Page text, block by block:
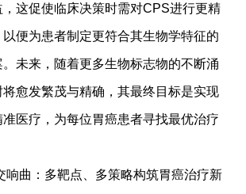
这促使临床决策时需对CPS进行更精
便为患者制定更符合其生物学特征的
未来，随着更多生物标志物的不断涌
愈发繁茂与精确，其最终目标是实现
医疗，为每位胃癌患者寻找最优治疗
曲：多靶点、多策略构筑胃癌治疗新